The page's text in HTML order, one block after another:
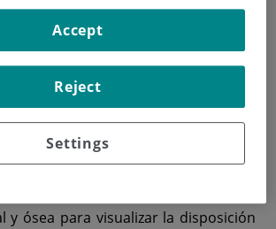
Se trata de un
dental y facialcapaz
una imagen en 3D
del aspecto facial
sistema toma como partida la
y ósea para visualizar la disposición
Settings
Reject
Accept